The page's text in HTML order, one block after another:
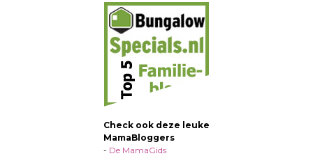
Check ook deze leuke
MamaBloggers
- De MamaGids